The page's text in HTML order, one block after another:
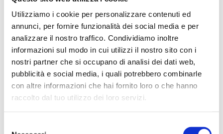
Utilizziamo i cookie per personalizzare contenuti ed
annunci, per fornire funzionalità dei social media e per
analizzare il nostro traffico. Condividiamo inoltre
informazioni sul modo in cui utilizzi il nostro sito con i
nostri partner che si occupano di analisi dei dati web,
pubblicità e social media, i quali potrebbero combinarle
con altre informazioni che hai fornito loro o che hanno
raccolto dal tuo utilizzo dei loro servizi.